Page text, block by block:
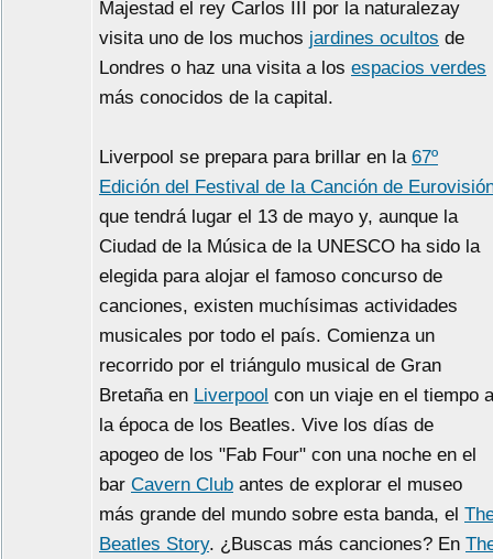
Majestad el rey Carlos III por la naturalezay
visita uno de los muchos jardines ocultos de
Londres o haz una visita a los espacios verdes
más conocidos de la capital.
Liverpool se prepara para brillar en la 67º
Edición del Festival de la Canción de
que tendrá lugar el 13 de mayo y, aunque la
Ciudad de la Música de la UNESCO ha sido la
elegida para alojar el famoso concurso de
canciones, existen muchísimas actividades
musicales por todo el país. Comienza un
recorrido por el triángulo musical de Gran
Bretaña en Liverpool con un viaje en el tiempo a
la época de los Beatles. Vive los días de
apogeo de los "Fab Four" con una noche en el
bar Cavern Club antes de explorar el museo
más grande del mundo sobre esta banda, el
Beatles Story. ¿Buscas más canciones? En